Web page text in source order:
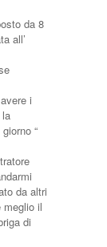
da 8
all’
i
“
da altri
meglio il
di